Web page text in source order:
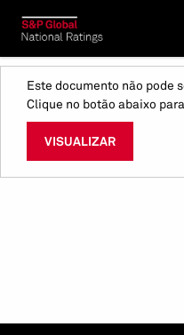
Este documento não pode
Clique no botão abaixo
VISUALIZAR